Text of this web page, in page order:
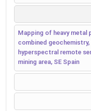
Mapping of heavy metal
combined
hyperspectral remote
mining area, SE Spain